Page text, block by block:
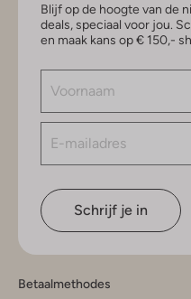
Blijf op de hoogte van de
deals, speciaal voor jou.
en maak kans op € 150,-
Schrijf je in
Betaalmethodes